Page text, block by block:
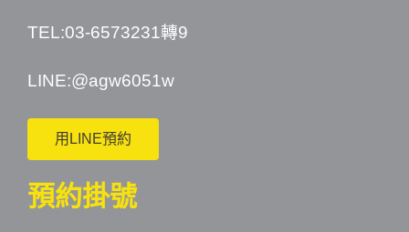
TEL:03-6573231轉9
LINE:@agw6051w
用LINE預約
預約掛號